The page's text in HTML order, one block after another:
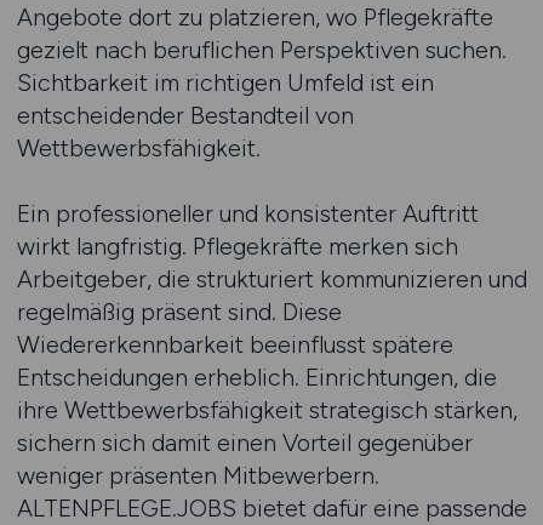
Angebote dort zu platzieren, wo Pflegekräfte
gezielt nach beruflichen Perspektiven suchen.
Sichtbarkeit im richtigen Umfeld ist ein
entscheidender Bestandteil von
Wettbewerbsfähigkeit.
Ein professioneller und konsistenter Auftritt
wirkt langfristig. Pflegekräfte merken sich
Arbeitgeber, die strukturiert kommunizieren und
regelmäßig präsent sind. Diese
Wiedererkennbarkeit beeinflusst spätere
Entscheidungen erheblich. Einrichtungen, die
ihre Wettbewerbsfähigkeit strategisch stärken,
sichern sich damit einen Vorteil gegenüber
weniger präsenten Mitbewerbern.
ALTENPFLEGE.JOBS bietet dafür eine passende